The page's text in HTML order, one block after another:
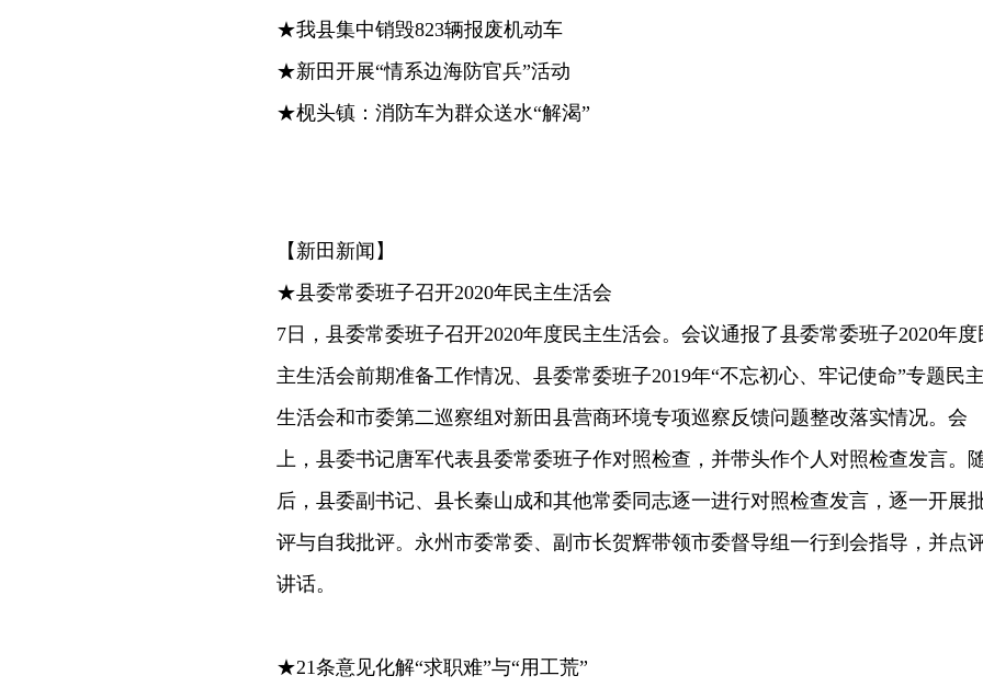
★我县集中销毁823辆报废机动车
★新田开展“情系边海防官兵”活动
★枧头镇：消防车为群众送水“解渴”
【新田新闻】
★县委常委班子召开2020年民主生活会
7日，县委常委班子召开2020年度民主生活会。会议通报了县委常委班子2020年度
主生活会前期准备工作情况、县委常委班子2019年“不忘初心、牢记使命”专题民主
生活会和市委第二巡察组对新田县营商环境专项巡察反馈问题整改落实情况。会
上，县委书记唐军代表县委常委班子作对照检查，并带头作个人对照检查发言。
后，县委副书记、县长秦山成和其他常委同志逐一进行对照检查发言，逐一开展
评与自我批评。永州市委常委、副市长贺辉带领市委督导组一行到会指导，并点
讲话。
★21条意见化解“求职难”与“用工荒”